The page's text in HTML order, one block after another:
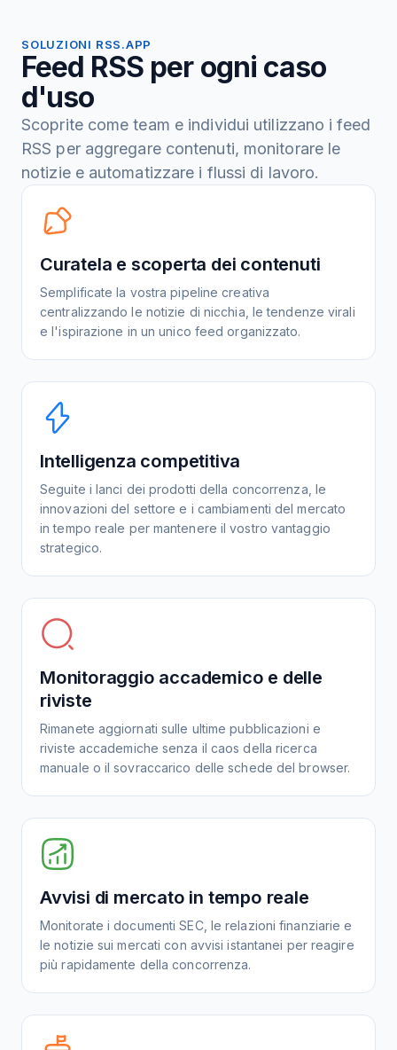
SOLUZIONI RSS.APP
Feed RSS per ogni caso
d'uso
Scoprite come team e individui utilizzano i feed
RSS per aggregare contenuti, monitorare le
notizie e automatizzare i flussi di lavoro.
Curatela e scoperta dei contenuti
Semplificate la vostra pipeline creativa
centralizzando le notizie di nicchia, le tendenze virali
e l'ispirazione in un unico feed organizzato.
Intelligenza competitiva
Seguite i lanci dei prodotti della concorrenza, le
innovazioni del settore e i cambiamenti del mercato
in tempo reale per mantenere il vostro vantaggio
strategico.
Monitoraggio accademico e delle
riviste
Rimanete aggiornati sulle ultime pubblicazioni e
riviste accademiche senza il caos della ricerca
manuale o il sovraccarico delle schede del browser.
Avvisi di mercato in tempo reale
Monitorate i documenti SEC, le relazioni finanziarie e
le notizie sui mercati con avvisi istantanei per reagire
più rapidamente della concorrenza.